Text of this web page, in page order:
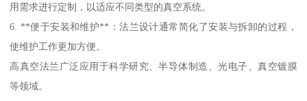
用需求进行定制，以适应不同类型的真空系统。
6. **便于安装和维护**：法兰设计通常简化了安装与拆卸的过程，
使维护工作更加方便。
高真空法兰广泛应用于科学研究、半导体制造、光电子、真空镀膜
等领域。